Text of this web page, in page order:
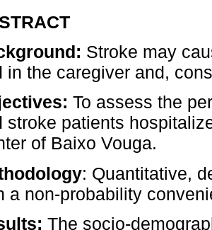
Stroke may
in the caregiver and,
To assess the
stroke patients
of Baixo Vouga.
: Quantitative,
a non-probability
The socio-